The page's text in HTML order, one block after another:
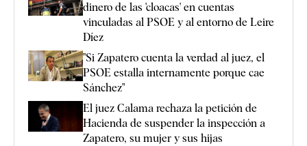
dinero de las 'cloacas' en cuentas
vinculadas al PSOE y al entorno de Leire
Díez
"Si Zapatero cuenta la verdad al juez, el
PSOE estalla internamente porque cae
Sánchez"
El juez Calama rechaza la petición de
Hacienda de suspender la inspección a
Zapatero, su mujer y sus hijas